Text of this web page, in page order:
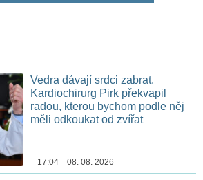
Vedra dávají srdci zabrat.
Kardiochirurg Pirk překvapil
radou, kterou bychom podle něj
měli odkoukat od zvířat
17:04 08. 08. 2026